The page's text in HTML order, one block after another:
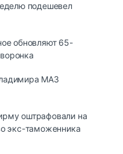
подешевел
обновляют 65-
МАЗ
оштрафовали на
экс-таможенника